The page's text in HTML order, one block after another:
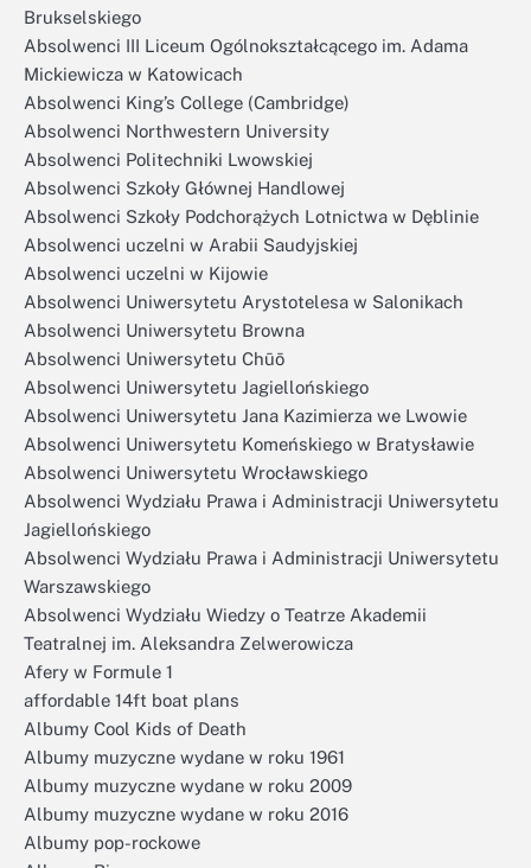
Brukselskiego
Absolwenci III Liceum Ogólnokształcącego im. Adama
Mickiewicza w Katowicach
Absolwenci King’s College (Cambridge)
Absolwenci Northwestern University
Absolwenci Politechniki Lwowskiej
Absolwenci Szkoły Głównej Handlowej
Absolwenci Szkoły Podchorążych Lotnictwa w Dęblinie
Absolwenci uczelni w Arabii Saudyjskiej
Absolwenci uczelni w Kijowie
Absolwenci Uniwersytetu Arystotelesa w Salonikach
Absolwenci Uniwersytetu Browna
Absolwenci Uniwersytetu Chūō
Absolwenci Uniwersytetu Jagiellońskiego
Absolwenci Uniwersytetu Jana Kazimierza we Lwowie
Absolwenci Uniwersytetu Komeńskiego w Bratysławie
Absolwenci Uniwersytetu Wrocławskiego
Absolwenci Wydziału Prawa i Administracji Uniwersytetu
Jagiellońskiego
Absolwenci Wydziału Prawa i Administracji Uniwersytetu
Warszawskiego
Absolwenci Wydziału Wiedzy o Teatrze Akademii
Teatralnej im. Aleksandra Zelwerowicza
Afery w Formule 1
affordable 14ft boat plans
Albumy Cool Kids of Death
Albumy muzyczne wydane w roku 1961
Albumy muzyczne wydane w roku 2009
Albumy muzyczne wydane w roku 2016
Albumy pop-rockowe